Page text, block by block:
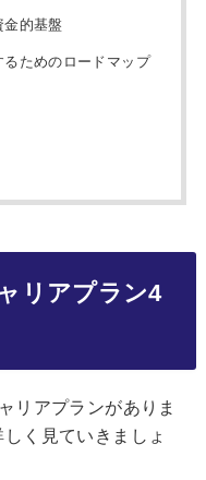
金的基盤
ためのロードマップ
リアプラン4
リアプランがありま
く見ていきましょ